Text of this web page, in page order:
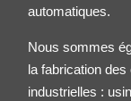
automatiques.
Nous sommes
la fabrication
industrielles :